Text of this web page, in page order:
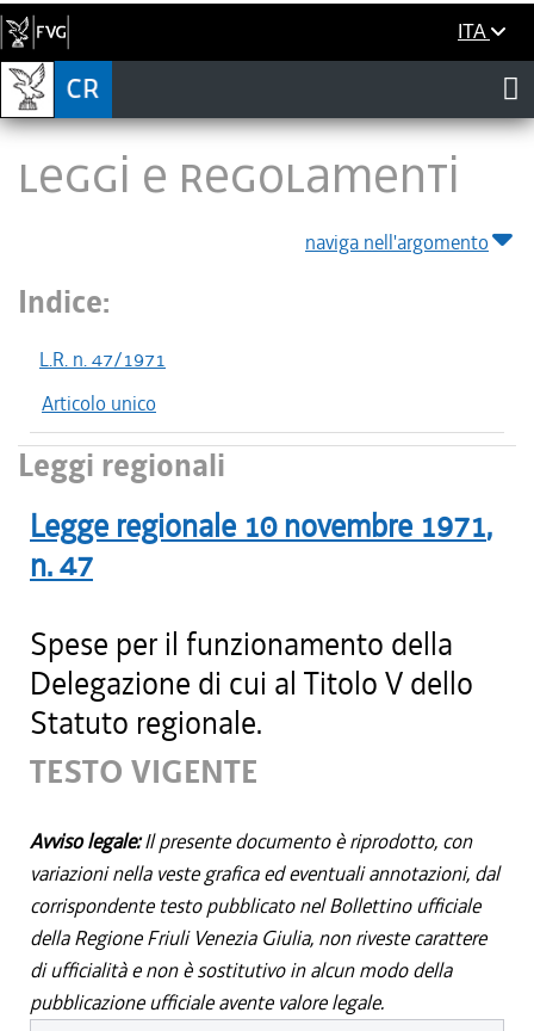
ITA
LEGGI E REGOLAMENTI
naviga nell'argomento
Indice:
L.R. n. 47/1971
Articolo unico
Leggi regionali
Legge regionale 10 novembre 1971,
n.47
Spese per il funzionamento della
Delegazione di cui al Titolo V dello
Statuto regionale.
TESTO VIGENTE
Avviso legale:Il presente documento è riprodotto, con
variazioni nella veste grafica ed eventuali annotazioni, dal
corrispondente testo pubblicato nel Bollettino ufficiale
della Regione Friuli Venezia Giulia, non riveste carattere
di ufficialità e non è sostitutivo in alcun modo della
pubblicazione ufficiale avente valore legale.